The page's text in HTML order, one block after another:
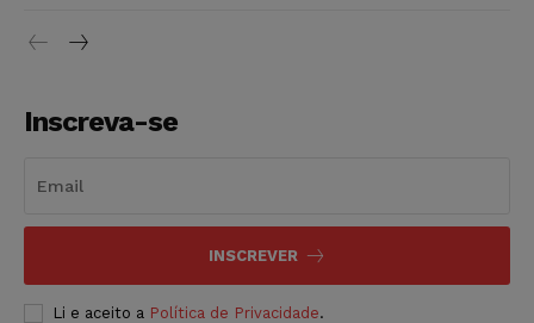
Inscreva-se
INSCREVER
Li e aceito a Política de Privacidade.